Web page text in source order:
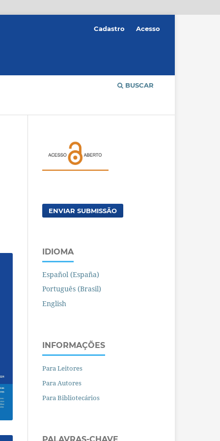
BUSCAR
Cadastro Acesso
ENVIAR SUBMISSÃO
IDIOMA
Español (España)
Português (Brasil)
English
INFORMAÇÕES
Para Leitores
Para Autores
Para Bibliotecários